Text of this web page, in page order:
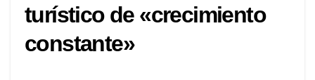
turístico de «crecimiento
constante»